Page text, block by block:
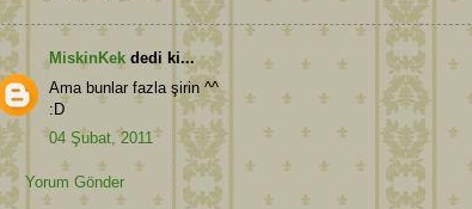
MiskinKek dedi ki...
Ama bunlar fazla şirin ^^
:D
04 Şubat, 2011
Yorum Gönder